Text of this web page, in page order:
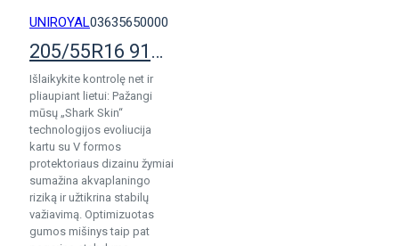
UNIROYAL03635650000
205/55R16 91H Uniroyal AllSeasonExpert 3
Išlaikykite kontrolę net ir
pliaupiant lietui: Pažangi
mūsų „Shark Skin“
technologijos evoliucija
kartu su V formos
protektoriaus dizainu žymiai
sumažina akvaplaningo
riziką ir užtikrina stabilų
važiavimą. Optimizuotas
gumos mišinys taip pat